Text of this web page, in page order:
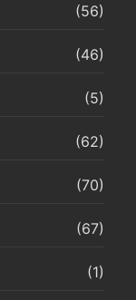
(56)
(46)
(5)
(62)
(70)
(67)
(1)